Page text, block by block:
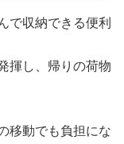
で収納できる便利
揮し、帰りの荷物
移動でも負担にな